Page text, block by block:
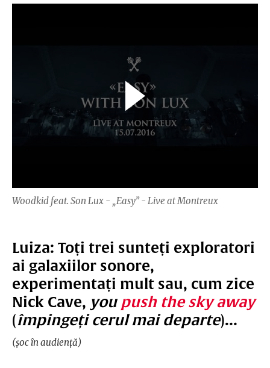
Woodkid feat. Son Lux - „Easy” - Live at Montreux
Luiza: Toți trei sunteți exploratori
ai galaxiilor sonore,
experimentați mult sau, cum zice
Nick Cave, you push the sky away
(împingeți cerul mai departe)...
(șoc în audiență)